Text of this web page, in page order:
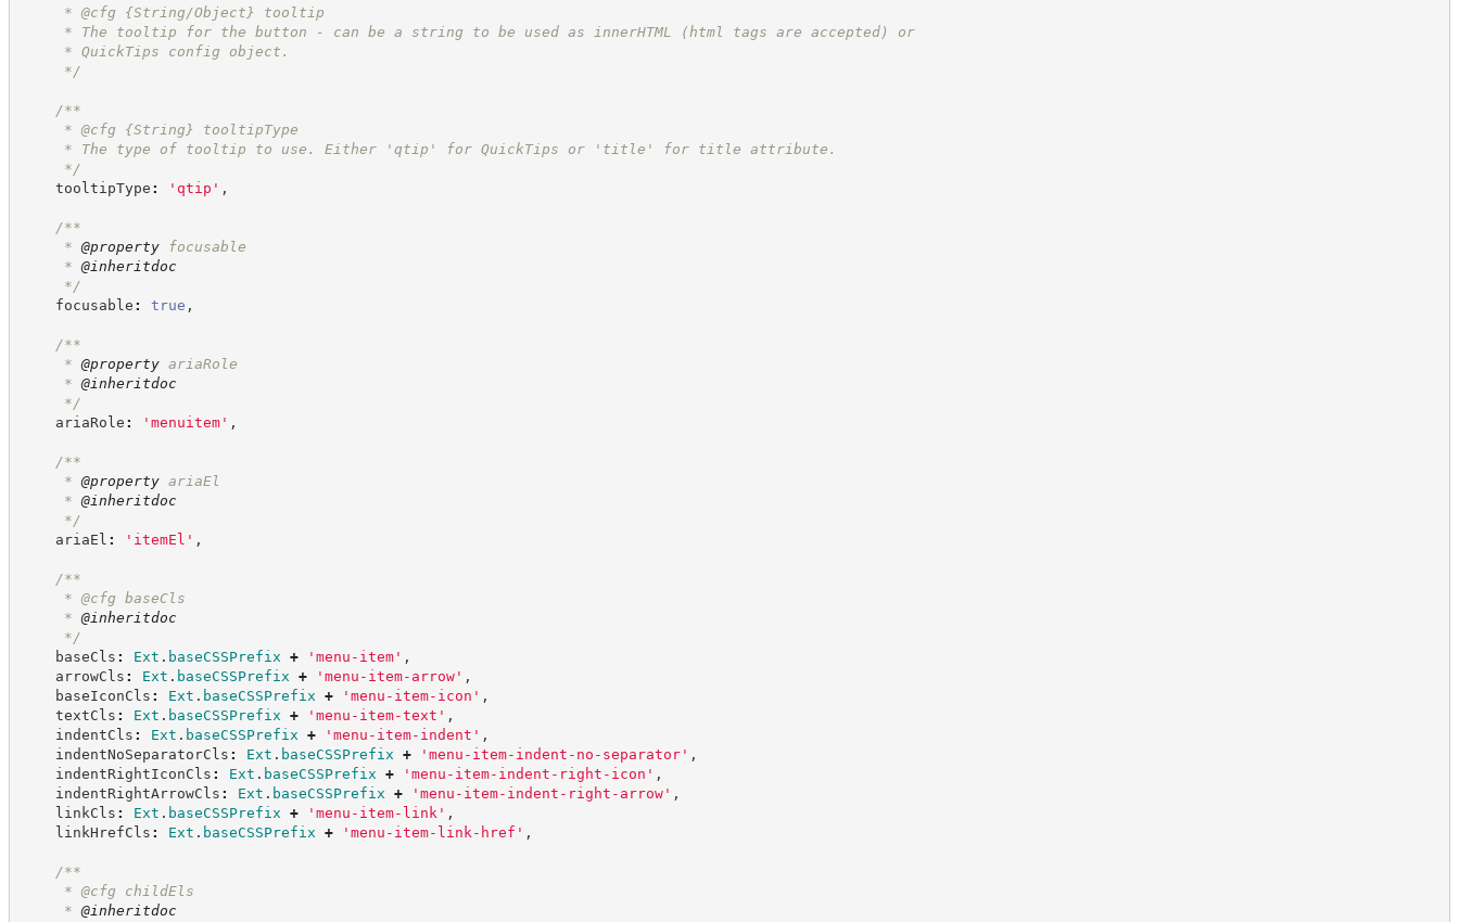
* @cfg {String/Object} tooltip
* The tooltip for the button - can be a string to be used as innerHTML (html tags are accepted) or
* QuickTips config object.
*/
/**
* @cfg {String}
tooltipType
* The type of tooltip to use. Either 'qtip' for QuickTips or 'title' for title attribute.
*/
tooltipType : ' qtip ' ,
/**
* @property focusable
* @inheritdoc
*/
focusable : true ,
/**
* @property ariaRole
* @inheritdoc
*/
ariaRole : ' menuitem' ,
/**
* @property ariaEl
* @inheritdoc
*/
ariaEl : ' itemEl ' ,
/**
* @cfg baseCls
* @inheritdoc
*/
baseCls : Ext . baseCSSPrefix + ' menu-item' ,
arrowCls : Ext . baseCSSPrefix + ' menu-item-arrow' ,
baseIconCls : Ext . baseCSSPrefix + ' menu-item-icon ' ,
textCls : Ext . baseCSSPrefix + ' menu-item-text ' ,
indentCls : Ext . baseCSSPrefix + ' menu-item-indent ' ,
indentNoSeparatorCls : Ext . baseCSSPrefix + ' menu-item-indent-no-separator' ,
indentRightIconCls : Ext . baseCSSPrefix + ' menu-item-indent-right-icon ' ,
indentRightArrowCls : Ext . baseCSSPrefix + ' menu-item-indent-right-arrow' ,
linkCls : Ext . baseCSSPrefix + ' menu-item-link ' ,
linkHrefCls : Ext . baseCSSPrefix + ' menu-item-link-href ' ,
/**
* @cfg childEls
* @inheritdoc